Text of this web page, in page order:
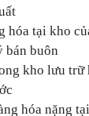
hóa tại kho
bán buôn
kho lưu trữ
hóa nặng